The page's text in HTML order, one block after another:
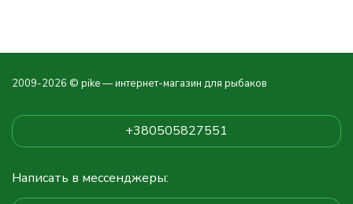
2009-2026 © pike — интернет-магазин для рыбаков
+380505827551
Написать в мессенджеры: